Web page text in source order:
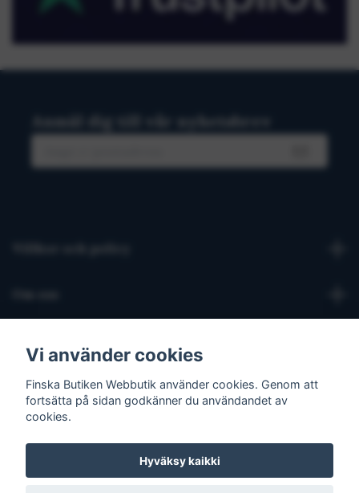
Anmäl dig till vår nyhetsbrev
Social Media
Vi använder cookies
Finska Butiken Webbutik använder cookies. Genom att
fortsätta på sidan godkänner du användandet av
cookies.
Hyväksy kaikki